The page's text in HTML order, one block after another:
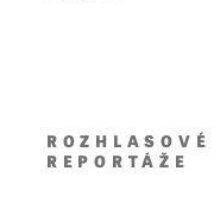
ROZHLASOVÉ
REPORTÁŽE